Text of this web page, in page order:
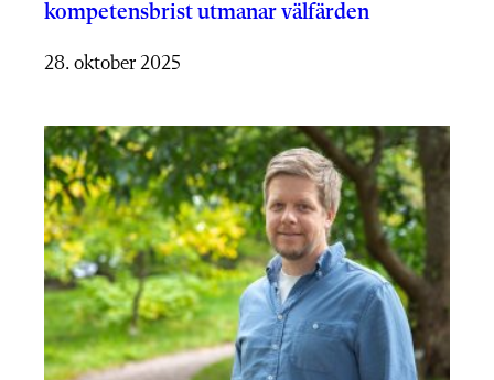
kompetensbrist utmanar välfärden
28. oktober 2025